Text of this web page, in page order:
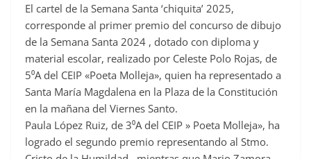
El cartel de la Semana Santa ‘chiquita’ 2025,
corresponde al primer premio del concurso de dibujo
de la Semana Santa 2024 , dotado con diploma y
material escolar, realizado por Celeste Polo Rojas, de
5⁰A del CEIP «Poeta Molleja», quien ha representado a
Santa María Magdalena en la Plaza de la Constitución
en la mañana del Viernes Santo.
Paula López Ruiz, de 3⁰A del CEIP » Poeta Molleja», ha
logrado el segundo premio representando al Stmo.